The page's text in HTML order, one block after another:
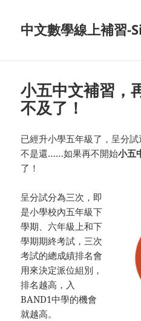
中文數學線上補習-
小五中文補習，
不及了！
已經升小學五年級了，呈分
不是還……如果再不開始小五
了！
呈分試分為三次，即
是小學校內五年級下
學期、六年級上和下
學期期終考試，三次
考試的總成績排名會
用來決定派位組別，
排名越高，入
BAND1中學的機會
就越高。